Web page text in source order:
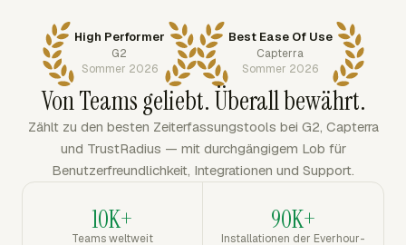
High Performer
G2
Sommer 2026
Best Ease Of Use
Capterra
Sommer 2026
Von Teams geliebt. Überall bewährt.
Zählt zu den besten Zeiterfassungstools bei G2, Capterra
und TrustRadius — mit durchgängigem Lob für
Benutzerfreundlichkeit, Integrationen und Support.
10K+
Teams weltweit
90K+
Installationen der Everhour-